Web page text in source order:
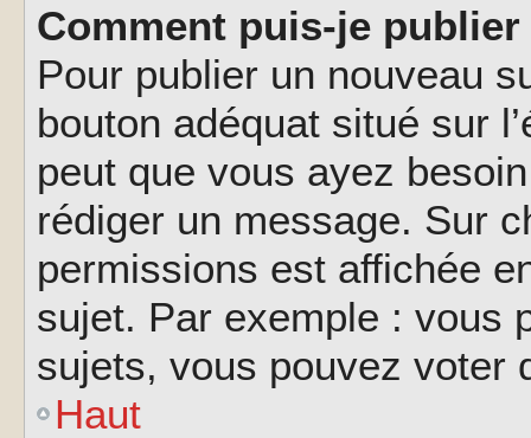
Comment puis-je
Pour publier un nouveau
bouton adéquat situé sur
peut que vous ayez
rédiger un message. Sur
permissions est affichée
sujet. Par exemple : vous
sujets, vous pouvez voter
Haut